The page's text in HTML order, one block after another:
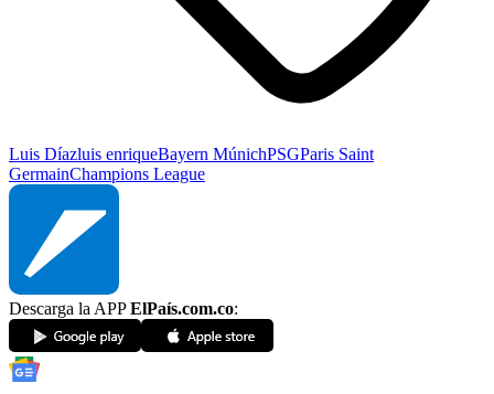
Luis Díazluis enriqueBayern MúnichPSGParis Saint
GermainChampions League
Descarga la APPElPaís.com.co: